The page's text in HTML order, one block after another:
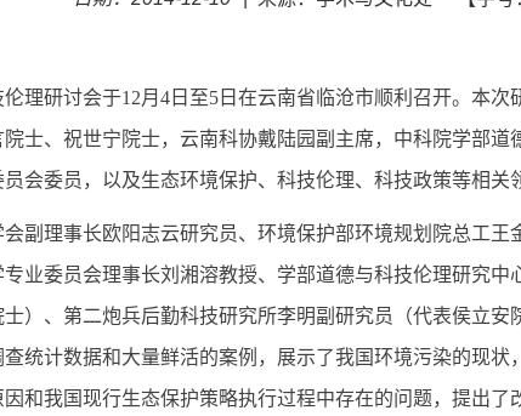
研讨会于12月4日至5日在云南省临沧市顺利召开。本次
士、祝世宁院士，云南科协戴陆园副主席，中科院学部
会委员，以及生态环境保护、科技伦理、科技政策等相关
理事长欧阳志云研究员、环境保护部环境规划院总工王
业委员会理事长刘湘溶教授、学部道德与科技伦理研究
）、第二炮兵后勤科技研究所李明副研究员（代表侯立
统计数据和大量鲜活的案例，展示了我国环境污染的现
和我国现行生态保护策略执行过程中存在的问题，提出